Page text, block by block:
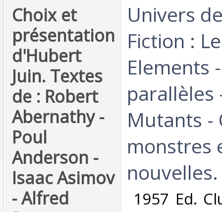
‎Choix et
présentation
d'Hubert
Juin. Textes
de : Robert
Abernathy -
Poul
Anderson -
Isaac Asimov
- Alfred
‎Univers
Fiction :
Elements
parallèles
Mutants -
monstres
nouvelles.‎
1957 Ed.